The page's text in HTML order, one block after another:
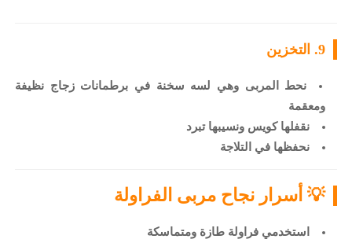
9. التخزين
نحط المربى وهي لسه سخنة في برطمانات زجاج نظيفة
ومعقمة
نقفلها كويس ونسيبها تبرد
نحفظها في التلاجة
💡 أسرار نجاح مربى الفراولة
استخدمي فراولة طازة ومتماسكة